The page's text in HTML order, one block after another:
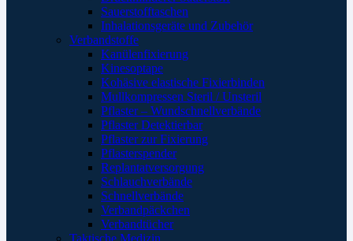
Sauerstofftaschen
Inhalationsgeräte und Zubehör
Verbandstoffe
Kanülenfixierung
Kinesoptape
Kohäsive elastische Fixierbinden
Mullkompressen Steril / Unsteril
Pflaster – Wundschnellverbände
Pflaster Detektierbar
Pflaster zur Fixierung
Pflasterspender
Replantatversorgung
Schlauchverbände
Schnellverbände
Verbandpäckchen
Verbandtücher
Taktische Medizin